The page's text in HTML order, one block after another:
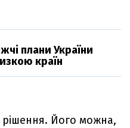
плани України
країн
Його можна,